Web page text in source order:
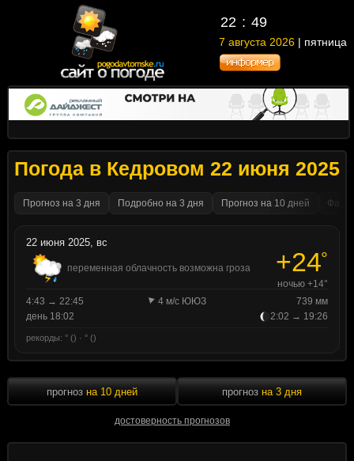
22 49
7 августа 2026 | пятница
Погода в Кедровом 22 июня 2025
Прогноз на 3 дня Подробно на 3 дня Прогноз на 10 дней
22 июня 2025, вс
переменная облачность возможна гроза +24°
ночью +14°
4:43 → 22:45
4 м/с ЮЮЗ
739 мм
день 18:02
2:02 → 19:26
рекорды: ° () · ° ()
прогноз на 10 дней
достоверность прогнозов
прогноз на 3 дня